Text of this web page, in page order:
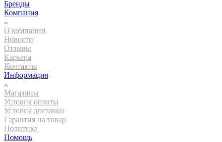
Бренды
Компания
О компании
Новости
Отзывы
Карьера
Контакты
Информация
Магазины
Условия оплаты
Условия доставки
Гарантия на товар
Политика
Помощь